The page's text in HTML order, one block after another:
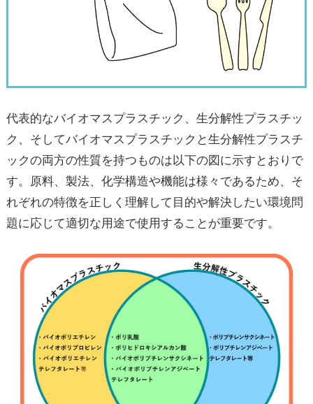
代表的なバイオマスプラスチック、生分解性プラスチッ
ク、そしてバイオマスプラスチックと生分解性プラスチ
ックの両方の性質を持つものは以下の図に示すとおりで
す。原料、製法、化学構造や機能は様々であるため、そ
れぞれの特徴を正しく理解して目的や解決したい環境問
題に応じて適切な用途で使用することが重要です。